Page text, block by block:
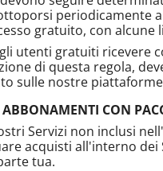
periodicamente
gratuito, con
utenti gratuiti ricevere
di questa regola,
sulle nostre
CON
Servizi non inclusi
acquisti all'interno
tua.